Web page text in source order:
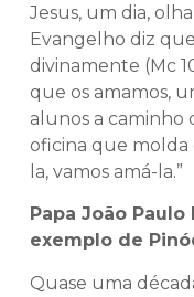
Jesus, um dia,
Evangelho diz
divinamente (Mc
que os amamos,
alunos a caminho
oficina que molda
la, vamos amá-la.”
Papa João
exemplo de
Quase uma